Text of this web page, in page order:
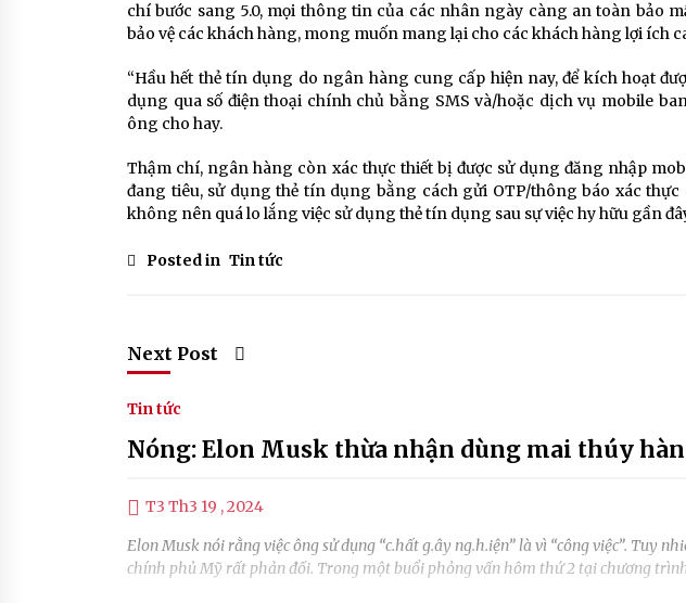
chí bước sang 5.0, mọi thông tin của các nhân ngày càng an toàn bảo
bảo vệ các khách hàng, mong muốn mang lại cho các khách hàng lợi ích
“Hầu hết thẻ tín dụng do ngân hàng cung cấp hiện nay, để kích hoạt
dụng qua số điện thoại chính chủ bằng SMS và/hoặc dịch vụ mobile
ông cho hay.
Thậm chí, ngân hàng còn xác thực thiết bị được sử dụng đăng nhập
đang tiêu, sử dụng thẻ tín dụng bằng cách gửi OTP/thông báo xác thực
không nên quá lo lắng việc sử dụng thẻ tín dụng sau sự việc hy hữu gần
Posted in Tin tức
Next Post
Tin tức
Nóng: Elon Musk thừa nhận dùng mai thúy
T3 Th3 19 , 2024
Elon Musk nói rằng việc ông sử dụng “c.hất g.ây ng.h.iện” là vì “công việc”. Tuy
chính phủ Mỹ rất phản đối. Trong một buổi phỏng vấn hôm thứ 2 tại chương